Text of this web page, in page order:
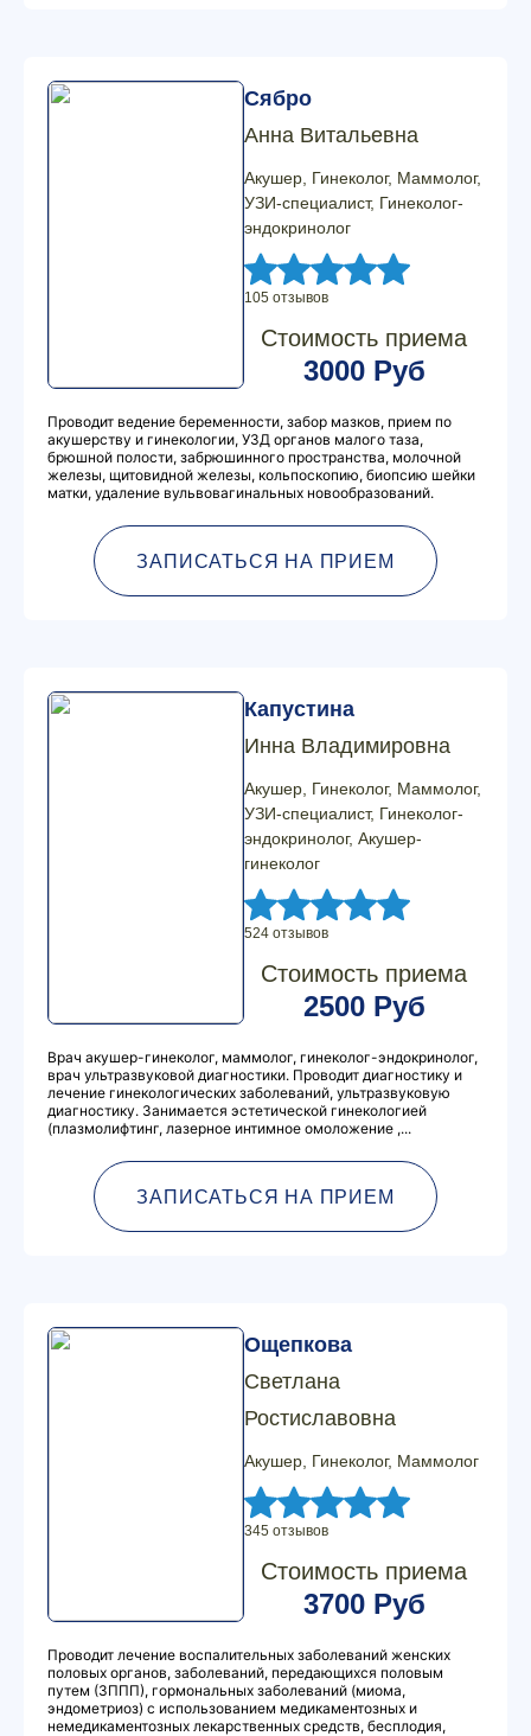
Сябро
Анна Витальевна
Акушер, Гинеколог, Маммолог,
УЗИ-специалист, Гинеколог-
эндокринолог
105 отзывов
Стоимость приема
3000 Руб
Проводит ведение беременности, забор мазков, прием по
акушерству и гинекологии, УЗД органов малого таза,
брюшной полости, забрюшинного пространства, молочной
железы, щитовидной железы, кольпоскопию, биопсию шейки
матки, удаление вульвовагинальных новообразований.
ЗАПИСАТЬСЯ НА ПРИЕМ
Капустина
Инна Владимировна
Акушер, Гинеколог, Маммолог,
УЗИ-специалист, Гинеколог-
эндокринолог, Акушер-
гинеколог
524 отзывов
Стоимость приема
2500 Руб
Врач акушер-гинеколог, маммолог, гинеколог-эндокринолог,
врач ультразвуковой диагностики. Проводит диагностику и
лечение гинекологических заболеваний, ультразвуковую
диагностику. Занимается эстетической гинекологией
(плазмолифтинг, лазерное интимное омоложение ,...
ЗАПИСАТЬСЯ НА ПРИЕМ
Ощепкова
Светлана
Ростиславовна
Акушер, Гинеколог, Маммолог
345 отзывов
Стоимость приема
3700 Руб
Проводит лечение воспалительных заболеваний женских
половых органов, заболеваний, передающихся половым
путем (ЗППП), гормональных заболеваний (миома,
эндометриоз) с использованием медикаментозных и
немедикаментозных лекарственных средств, бесплодия,